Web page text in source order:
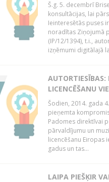
Š.g. 5. decembrī
konsultācijas, lai
Ieinteresētās puses
noradītas Ziņojumā
(IP/12/1394), t.i.,
izņēmumi digitālajā
AUTORTIESĪBAS:
LICENCĒŠANU
Šodien, 2014. gada
pieņemta
Padomes direktīvai
pārvaldījumu un
licencēšanu Eiropas
gadus un tas...
LAIPA PIEŠĶIR